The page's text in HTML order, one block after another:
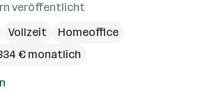
veröffentlicht
Vollzeit
Homeoffice
€ monatlich